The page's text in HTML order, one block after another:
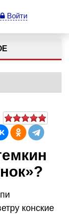
Войти
конские